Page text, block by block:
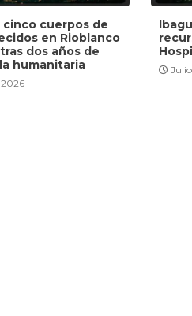
cinco cuerpos de
en Rioblanco
dos años de
humanitaria